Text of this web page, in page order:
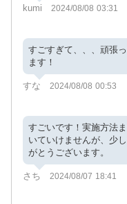
kumi 2024/08/08 03:31
すごすぎて、、、頑張
ます！
すな 2024/08/08 00:53
すごいです！実施方法
いていけませんが、少
がとうございます。
さち 2024/08/07 18:41